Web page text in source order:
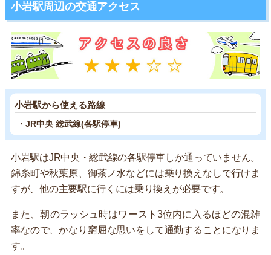
小岩駅周辺の交通アクセス
小岩駅から使える路線
・JR中央 総武線(各駅停車)
小岩駅はJR中央・総武線の各駅停車しか通っていません。
錦糸町や秋葉原、御茶ノ水などには乗り換えなしで行けま
すが、他の主要駅に行くには乗り換えが必要です。
また、朝のラッシュ時はワースト3位内に入るほどの混雑
率なので、かなり窮屈な思いをして通勤することになりま
す。